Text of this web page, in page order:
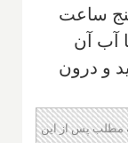
پنج ساعت
آب آن
و درون‌
مطلب پس از این